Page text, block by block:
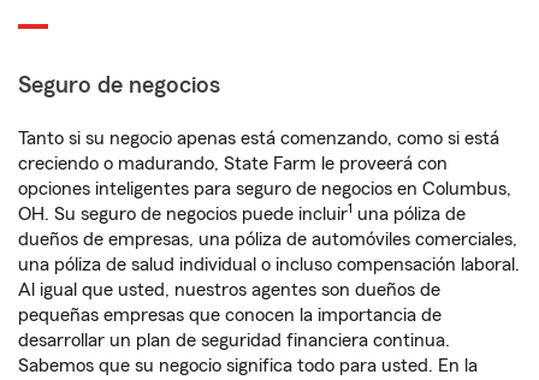
Seguro de negocios
Tanto si su negocio apenas está comenzando, como si está
creciendo o madurando, State Farm le proveerá con
opciones inteligentes para seguro de negocios en Columbus,
OH. Su seguro de negocios puede incluir1 una póliza de
dueños de empresas, una póliza de automóviles comerciales,
una póliza de salud individual o incluso compensación laboral.
Al igual que usted, nuestros agentes son dueños de
pequeñas empresas que conocen la importancia de
desarrollar un plan de seguridad financiera continua.
Sabemos que su negocio significa todo para usted. En la